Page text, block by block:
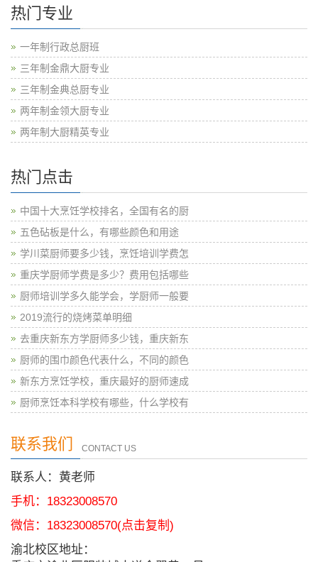
热门专业
一年制行政总厨班
三年制金鼎大厨专业
三年制金典总厨专业
两年制金领大厨专业
两年制大厨精英专业
热门点击
中国十大烹饪学校排名，全国有名的厨
五色砧板是什么，有哪些颜色和用途
学川菜厨师要多少钱，烹饪培训学费怎
重庆学厨师学费是多少？费用包括哪些
厨师培训学多久能学会，学厨师一般要
2019流行的烧烤菜单明细
去重庆新东方学厨师多少钱，重庆新东
厨师的围巾颜色代表什么，不同的颜色
新东方烹饪学校，重庆最好的厨师速成
厨师烹饪本科学校有哪些，什么学校有
联系我们 CONTACT US
联系人：黄老师
手机：18323008570
微信： 18323008570(点击复制)
渝北校区地址：